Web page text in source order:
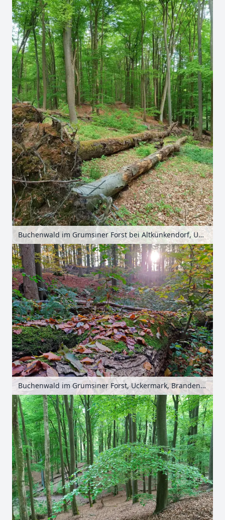
Buchenwald im Grumsiner Forst bei Altkünkendorf, Uckermark, Brandenburg, Deutschland
Buchenwald im Grumsiner Forst, Uckermark, Brandenburg, Deutschland